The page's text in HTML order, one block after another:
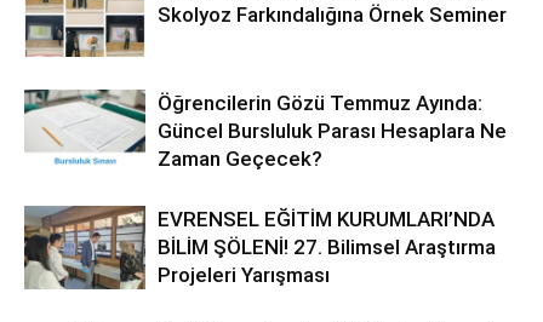
Skolyoz Farkındalığına Örnek Seminer
Öğrencilerin Gözü Temmuz Ayında:
Güncel Bursluluk Parası Hesaplara Ne
Zaman Geçecek?
EVRENSEL EĞİTİM KURUMLARI’NDA
BİLİM ŞÖLENİ! 27. Bilimsel Araştırma
Projeleri Yarışması